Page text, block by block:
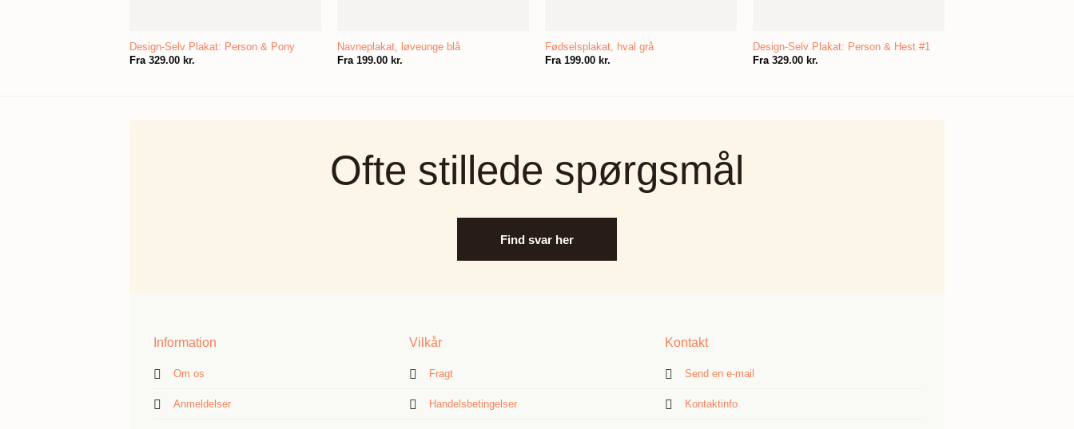
Design-Selv Plakat: Person & Pony
Fra 329.00 kr.
Navneplakat, løveunge blå
Fra 199.00 kr.
Fødselsplakat, hval grå
Fra 199.00 kr.
Design-Selv Plakat: Person & Hest #1
Fra 329.00 kr.
Ofte stillede spørgsmål
Find svar her
Information
Om os
Anmeldelser
Vilkår
Fragt
Handelsbetingelser
Kontakt
Send en e-mail
Kontaktinfo